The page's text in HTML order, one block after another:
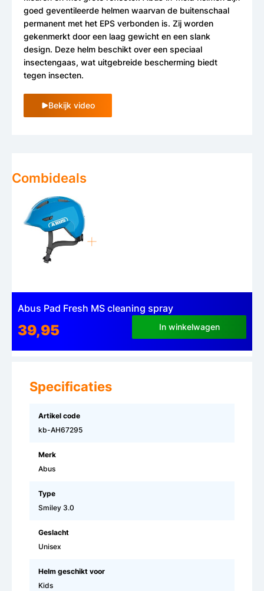
Combideals
Abus Pad Fresh MS cleaning spray
39,95 In winkelwagen
goed geventileerde helmen waarvan de buitenschaal
permanent met het EPS verbonden is. Zij worden
gekenmerkt door een laag gewicht en een slank
design. Deze helm beschikt over een speciaal
insectengaas, wat uitgebreide bescherming biedt
tegen insecten.
Bekijk video
Specificaties
Artikel code
kb-AH67295
Merk
Abus
Type
Smiley 3.0
Geslacht
Unisex
Helm geschikt voor
Kids